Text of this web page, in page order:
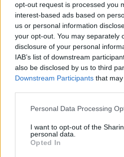
opt-out request is processed you
interest-based ads based on
us or personal information
your opt-out. You may separately
disclosure of your personal
IAB’s list of downstream
also be disclosed by us to third
Downstream Participants that
Please note that this website/app
not limited to your visit or usage
grant or deny consent to Google
use your data for below specified
Personal Data Processing
I want to opt-out of the
personal data.
Opted In